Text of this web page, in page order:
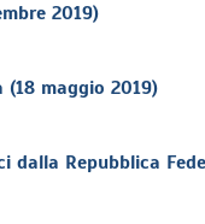
2019)
maggio 2019)
Repubblica